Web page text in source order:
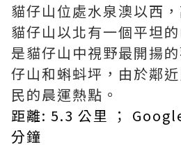
貓仔山位處水泉澳以西
貓仔山以北有一個平坦的
是貓仔山中視野最開揚
仔山和蝌蚪坪，由於鄰
民的晨運熱點。
距離: 5.3 公里 ；
分鐘